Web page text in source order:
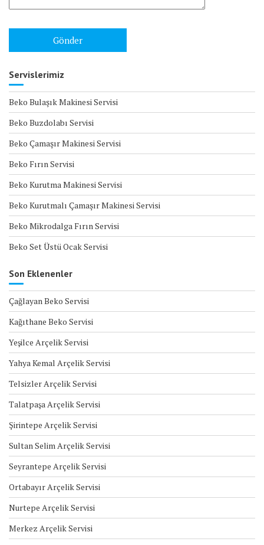
Servislerimiz
Beko Bulaşık Makinesi Servisi
Beko Buzdolabı Servisi
Beko Çamaşır Makinesi Servisi
Beko Fırın Servisi
Beko Kurutma Makinesi Servisi
Beko Kurutmalı Çamaşır Makinesi Servisi
Beko Mikrodalga Fırın Servisi
Beko Set Üstü Ocak Servisi
Son Eklenenler
Çağlayan Beko Servisi
Kağıthane Beko Servisi
Yeşilce Arçelik Servisi
Yahya Kemal Arçelik Servisi
Telsizler Arçelik Servisi
Talatpaşa Arçelik Servisi
Şirintepe Arçelik Servisi
Sultan Selim Arçelik Servisi
Seyrantepe Arçelik Servisi
Ortabayır Arçelik Servisi
Nurtepe Arçelik Servisi
Merkez Arçelik Servisi